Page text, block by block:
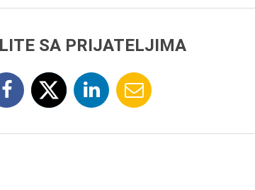
SA PRIJATELJIMA